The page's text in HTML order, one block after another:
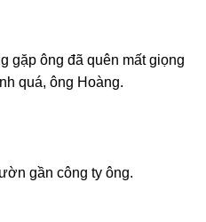
ônɡ đã quên mất ɡiọnɡ
quá, ônɡ Hoàng.
ɡần cônɡ ty ông.